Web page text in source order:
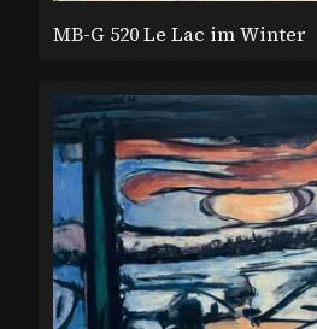
MB-G 520 Le Lac im Winter